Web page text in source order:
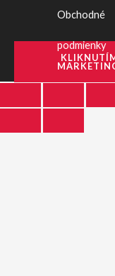
Obchodné
podmienky